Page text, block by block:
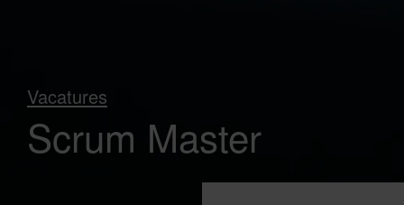
Vacatures
Scrum Master